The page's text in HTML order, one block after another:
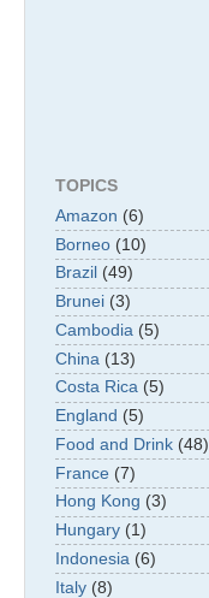
TOPICS
Amazon (6)
Borneo (10)
Brazil (49)
Brunei (3)
Cambodia (5)
China (13)
Costa Rica (5)
England (5)
Food and Drink (48)
France (7)
Hong Kong (3)
Hungary (1)
Indonesia (6)
Italy (8)